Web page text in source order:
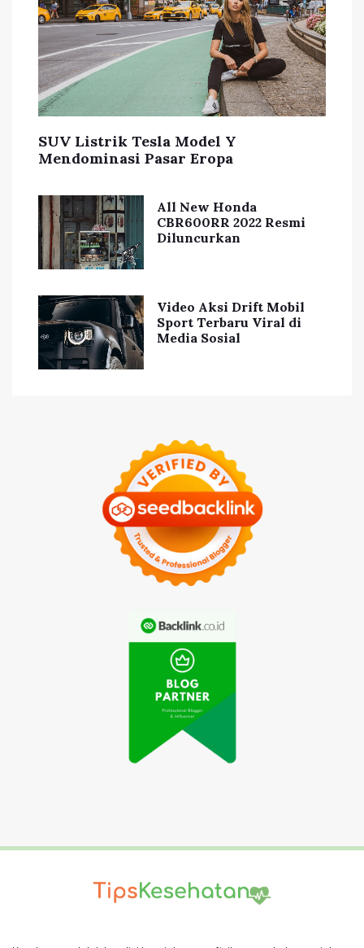
SUV Listrik Tesla Model Y
Mendominasi Pasar Eropa
All New Honda
CBR600RR 2022 Resmi
Diluncurkan
Video Aksi Drift Mobil
Sport Terbaru Viral di
Media Sosial